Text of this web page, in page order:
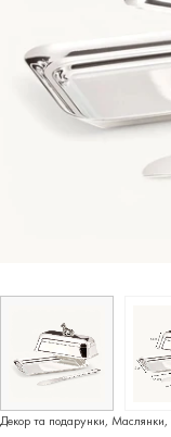
Декор та подарунки, Маслянки,